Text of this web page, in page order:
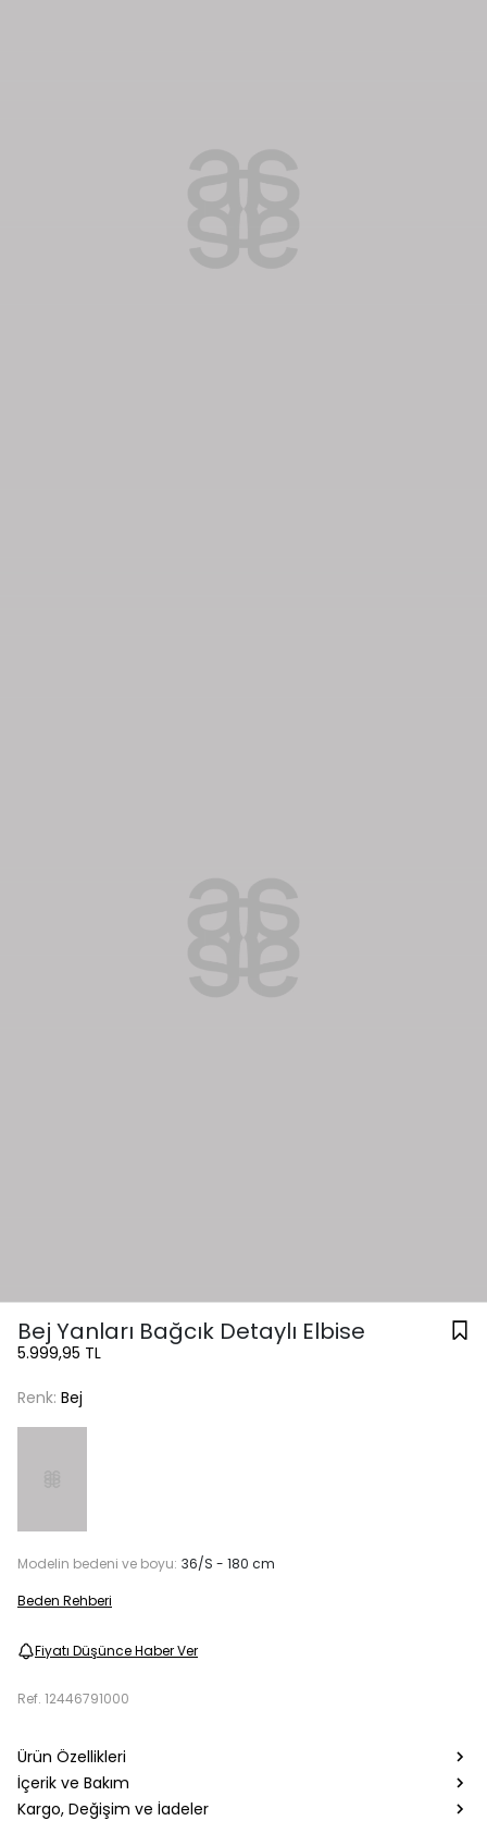
Bej Yanları Bağcık Detaylı Elbise
5.999,95 TL
Renk: Bej
Modelin bedeni ve boyu: 36/S - 180 cm
Beden Rehberi
Fiyatı Düşünce Haber Ver
Ref. 12446791000
Ürün Özellikleri
İçerik ve Bakım
Kargo, Değişim ve İadeler